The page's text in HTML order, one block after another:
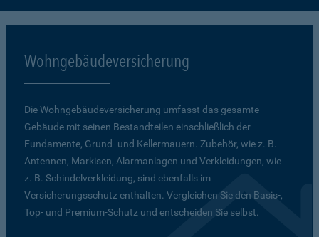
Wohngebäudeversicherung
Die Wohngebäudeversicherung umfasst das gesamte
Gebäude mit seinen Bestandteilen einschließlich der
Fundamente, Grund- und Kellermauern. Zubehör, wie z. B.
Antennen, Markisen, Alarmanlagen und Verkleidungen, wie
z. B. Schindelverkleidung, sind ebenfalls im
Versicherungsschutz enthalten. Vergleichen Sie den Basis-,
Top- und Premium-Schutz und entscheiden Sie selbst.